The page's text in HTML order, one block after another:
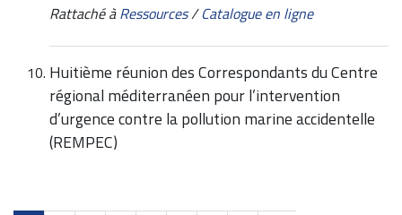
Rattaché à Ressources/Catalogue en ligne
Huitième réunion des Correspondants du Centre
régional méditerranéen pour l’intervention
d’urgence contre la pollution marine accidentelle
(REMPEC)